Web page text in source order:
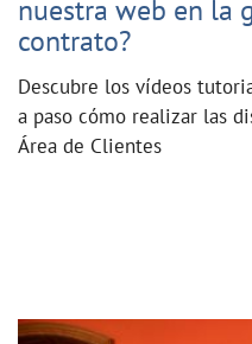
nuestra web en la
contrato?
Descubre los vídeos
a paso cómo realizar las
Área de Clientes